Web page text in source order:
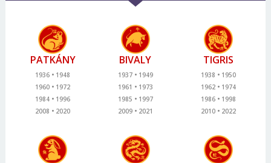
PATKÁNY
1936
1948
1960
1972
1984
1996
2008
2020
BIVALY
1937
1949
1961
1973
1985
1997
2009
2021
TIGRIS
1938
1950
1962
1974
1986
1998
2010
2022